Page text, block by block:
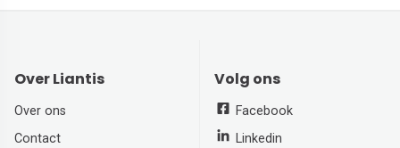
Over Liantis
Over ons
Contact
Volg ons
Facebook
Linkedin